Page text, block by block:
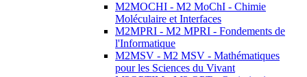
M2MOCHI - M2 MoChI - Chimie
Moléculaire et Interfaces
M2MPRI - M2 MPRI - Fondements de
l'Informatique
M2MSV - M2 MSV - Mathématiques
pour les Sciences du Vivant